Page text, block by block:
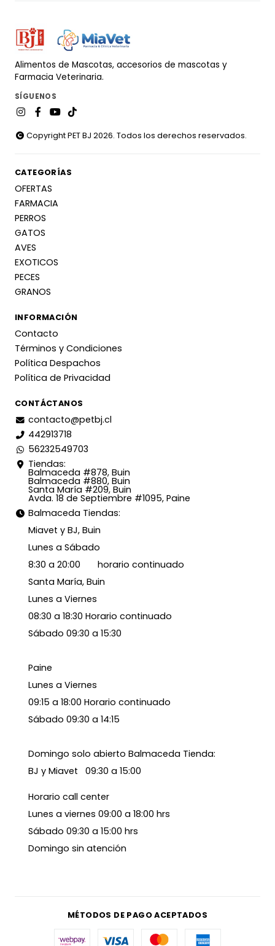
Alimentos de Mascotas, accesorios de mascotas y
Farmacia Veterinaria.
SÍGUENOS
Copyright PET BJ 2026. Todos los derechos reservados.
CATEGORÍAS
OFERTAS
FARMACIA
PERROS
GATOS
AVES
EXOTICOS
PECES
GRANOS
INFORMACIÓN
Contacto
Términos y Condiciones
Política Despachos
Política de Privacidad
CONTÁCTANOS
contacto@petbj.cl
442913718
56232549703
Tiendas:
Balmaceda #878, Buin
Balmaceda #880, Buin
Santa María #209, Buin
Avda. 18 de Septiembre #1095, Paine
Balmaceda Tiendas:
Miavet y BJ, Buin
Lunes a Sábado
8:30 a 20:00 horario continuado
Santa María, Buin
Lunes a Viernes
08:30 a 18:30 Horario continuado
Sábado 09:30 a 15:30
Paine
Lunes a Viernes
09:15 a 18:00 Horario continuado
Sábado 09:30 a 14:15
Domingo solo abierto Balmaceda Tienda:
BJ y Miavet 09:30 a 15:00
Horario call center
Lunes a viernes 09:00 a 18:00 hrs
Sábado 09:30 a 15:00 hrs
Domingo sin atención
MÉTODOS DE PAGO ACEPTADOS